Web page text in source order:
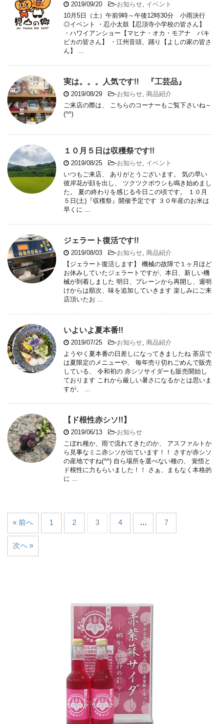
2019/09/20 -お知らせ, イベント
10月5日（土）午前9時～午後12時30分 小雨決行
◎イベント ・忍小太鼓【忍頂寺小学校の皆さん】
・ハワイアンショー【マヒナ・オカ・モアナ パキ
ピカの皆さん】 ・江州音頭、踊り【よしの家の皆さ
ん】 ...
実は。。。人気です!! 『工芸品』
2019/08/29 -お知らせ, 商品紹介
ご来店の際は、 こちらのコーナーもご覧下さいね～
(^^)
１０月５日は収穫祭です!!
2019/08/25 -お知らせ, イベント
いつもご来店、 ありがとうございます。 気の早い
彼岸花が顔を出し、 ツクツクボウシも鳴き始めまし
た。 夏の終わりを感じる今日この頃です。 １０月
５日(土)『収穫祭』開催予定です ３０年産のお米は
早くに ...
ジェラート復活です!!
2019/08/03 -お知らせ, 商品紹介
【ジェラート復活します】 機械の故障で１ヶ月ほど
お休みしていたジェラートですが、本日、新しい機
械が到着しました 明日、プレーンから再開し、週明
けからは順次、味を追加していきます 楽しみにご来
店頂いたお ...
いよいよ夏本番!!
2019/07/25 -お知らせ, 商品紹介
ようやく夏本番の日差しになってきましたね 茶店で
は夏限定のメニューや、 毎年売り切れごめんで販売
している、 令和初の 赤シソサイダーも販売開始し
ております これから厳しい暑さになるかとは思いま
すが、 ...
【ド根性赤シソ!!】
2019/06/13 -お知らせ
こぼれ種か、雨で流れてきたのか、 アスファルトか
ら見事なミニ赤シソが出ています！！ さすが赤シソ
の産地ですね(^^) 自ら場所を選べない種の、 覚悟と
ド根性に力もらいました！！ さぁ、まもなく本格的
に ...
« 前へ 1 2 3 4 … 7
次へ »